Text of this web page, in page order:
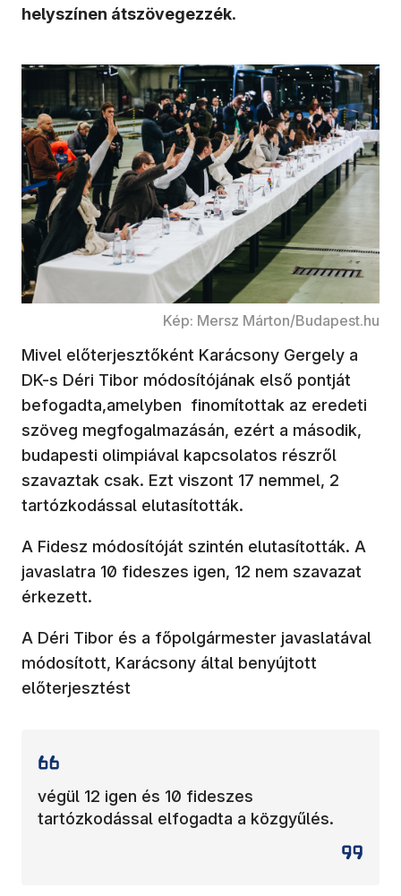
helyszínen átszövegezzék.
Kép: Mersz Márton/Budapest.hu
Mivel előterjesztőként Karácsony Gergely a
DK-s Déri Tibor módosítójának első pontját
befogadta,amelyben finomítottak az eredeti
szöveg megfogalmazásán, ezért a második,
budapesti olimpiával kapcsolatos részről
szavaztak csak. Ezt viszont 17 nemmel, 2
tartózkodással elutasították.
A Fidesz módosítóját szintén elutasították. A
javaslatra 10 fideszes igen, 12 nem szavazat
érkezett.
A Déri Tibor és a főpolgármester javaslatával
módosított, Karácsony által benyújtott
előterjesztést
végül 12 igen és 10 fideszes
tartózkodással elfogadta a közgyűlés.